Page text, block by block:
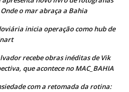
o mar abraça a Bahia
inicia operação como hub de
recebe obras inéditas de Vik
que acontece no MAC_BAHIA
com a retomada da rotina: